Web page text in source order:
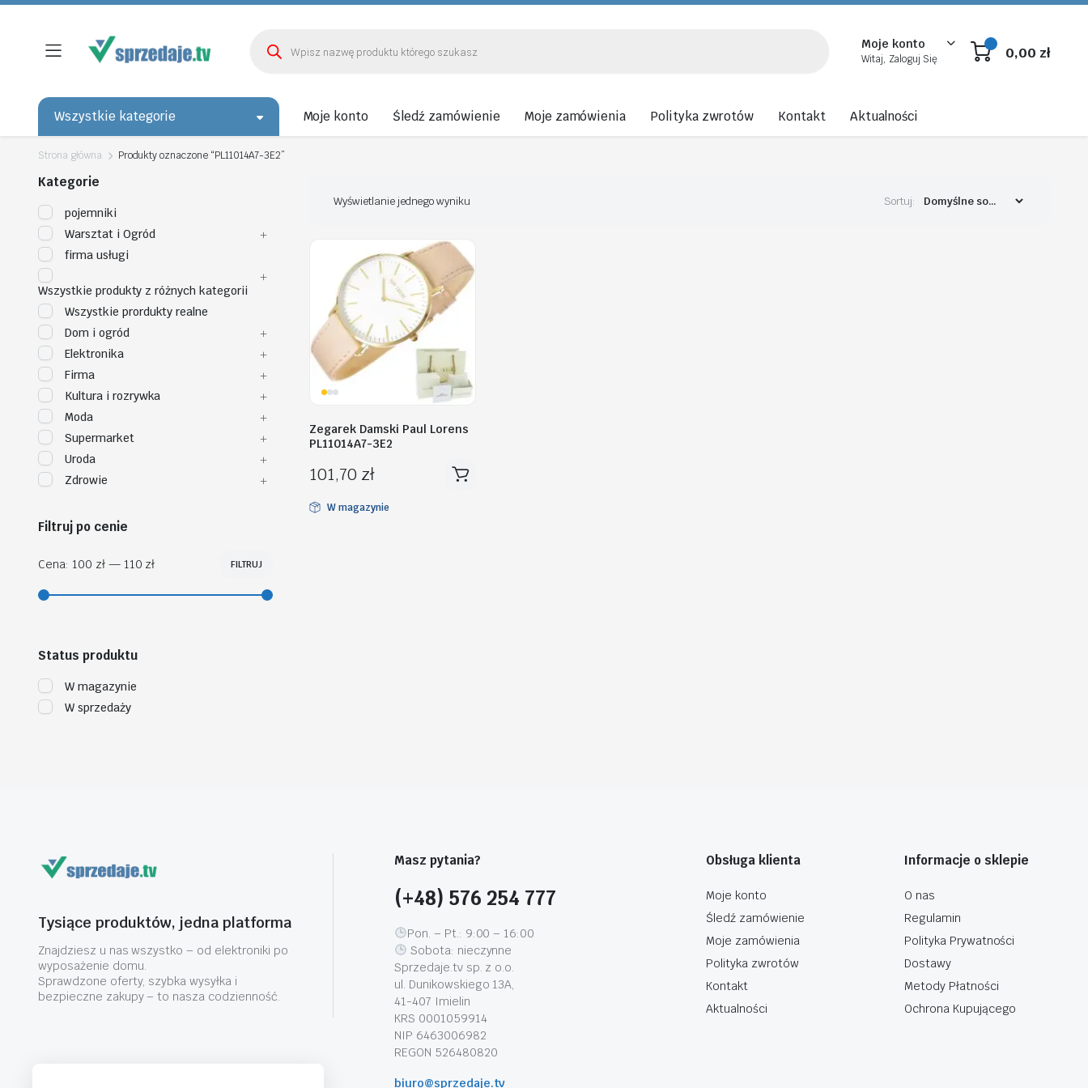
produktów
Moje konto
Witaj, Zaloguj Się 0,00 zł
Wszystkie kategorie Moje konto Śledź zamówienie Moje zamówienia Polityka zwrotów Kontakt Aktualności
Strona główna Produkty oznaczone “PL11014A7-3E2”
Wyświetlanie jednego wyniku Sortuj:
Zegarek Damski Paul Lorens
PL11014A7-3E2
101,70 zł
W magazynie
Kategorie
pojemniki
Warsztat i Ogród
firma usługi
Wszystkie produkty z różnych kategorii
Wszystkie prordukty realne
Dom i ogród
Elektronika
Firma
Kultura i rozrywka
Moda
Supermarket
Uroda
Zdrowie
Filtruj po cenie
FILTRUJ
Cena: 100 zł— 110 zł
Status produktu
W magazynie
W sprzedaży
Tysiące produktów, jedna platforma
Znajdziesz u nas wszystko – od elektroniki po
wyposażenie domu.
Sprawdzone oferty, szybka wysyłka i
bezpieczne zakupy – to nasza codzienność.
Masz pytania?
(+48) 576 254 777
Pon. – Pt.: 9:00 – 16:00
Sobota: nieczynne
Sprzedaje.tv sp. z o.o.
ul. Dunikowskiego 13A,
41-407 Imielin
KRS 0001059914
NIP 6463006982
REGON 526480820
biuro@sprzedaje.tv
Obsługa klienta
Moje konto
Śledź zamówienie
Moje zamówienia
Polityka zwrotów
Kontakt
Aktualności
Informacje o sklepie
O nas
Regulamin
Polityka Prywatności
Dostawy
Metody Płatności
Ochrona Kupującego